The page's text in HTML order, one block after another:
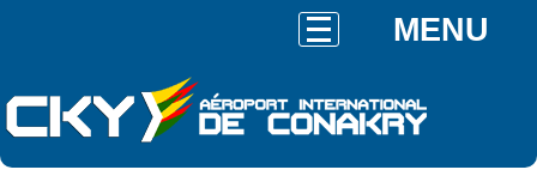
MENU